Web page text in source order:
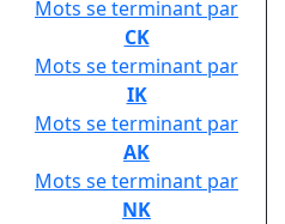
Mots se terminant par
CK
Mots se terminant par
IK
Mots se terminant par
AK
Mots se terminant par
NK